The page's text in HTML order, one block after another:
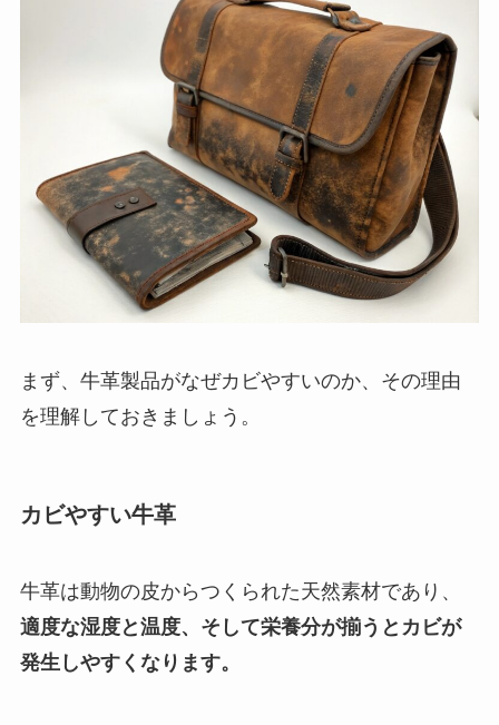
まず、牛革製品がなぜカビやすいのか、その理由
を理解しておきましょう。
カビやすい牛革
牛革は動物の皮からつくられた天然素材であり、
適度な湿度と温度、そして栄養分が揃うとカビが
発生しやすくなります。